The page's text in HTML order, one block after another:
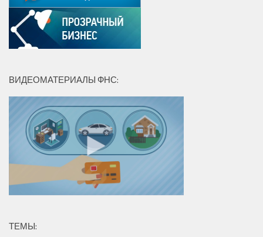
ВИДЕОМАТЕРИАЛЫ ФНС:
ТЕМЫ: